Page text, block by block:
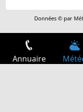
Données © par
Annuaire